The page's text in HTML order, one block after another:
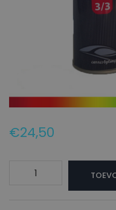
€24,50
JAGUAR